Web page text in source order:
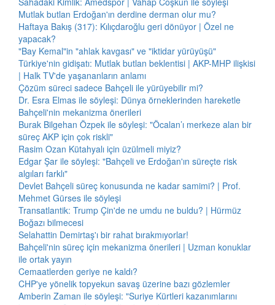
Mutlak butlan Erdoğan'ın derdine derman olur mu?
Haftaya Bakış (317): Kılıçdaroğlu geri dönüyor | Özel ne
yapacak?
"Bay Kemal"in "ahlak kavgası" ve "iktidar yürüyüşü"
Türkiye'nin gidişatı: Mutlak butlan beklentisi | AKP-MHP ilişkisi
| Halk TV'de yaşananların anlamı
Çözüm süreci sadece Bahçeli ile yürüyebilir mi?
Dr. Esra Elmas ile söyleşi: Dünya örneklerinden hareketle
Bahçeli'nin mekanizma önerileri
Burak Bilgehan Özpek ile söyleşi: "Öcalan’ı merkeze alan bir
süreç AKP için çok riskli"
Rasim Ozan Kütahyalı için üzülmeli miyiz?
Edgar Şar ile söyleşi: "Bahçeli ve Erdoğan'ın süreçte risk
algıları farklı"
Devlet Bahçeli süreç konusunda ne kadar samimi? | Prof.
Mehmet Gürses ile söyleşi
Transatlantik: Trump Çin'de ne umdu ne buldu? | Hürmüz
Boğazı bilmecesi
Selahattin Demirtaş'ı bir rahat bırakmıyorlar!
Bahçeli'nin süreç için mekanizma önerileri | Uzman konuklar
ile ortak yayın
Cemaatlerden geriye ne kaldı?
CHP'ye yönelik topyekun savaş üzerine bazı gözlemler
Amberin Zaman ile söyleşi: "Suriye Kürtleri kazanımlarını